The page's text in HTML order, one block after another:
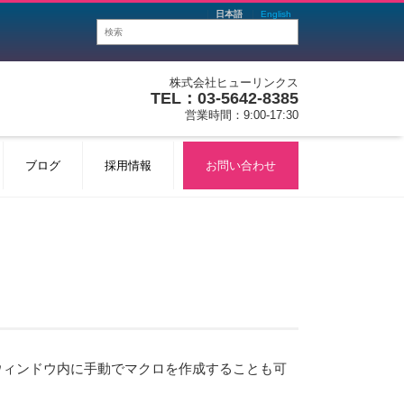
日本語 English
株式会社ヒューリンクス
TEL：03-5642-8385
営業時間：9:00-17:30
ブログ 採用情報 お問い合わせ
ンドウ内に手動でマクロを作成することも可